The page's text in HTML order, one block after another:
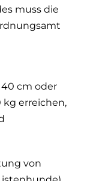
muss die
cm oder
kg erreichen,
von